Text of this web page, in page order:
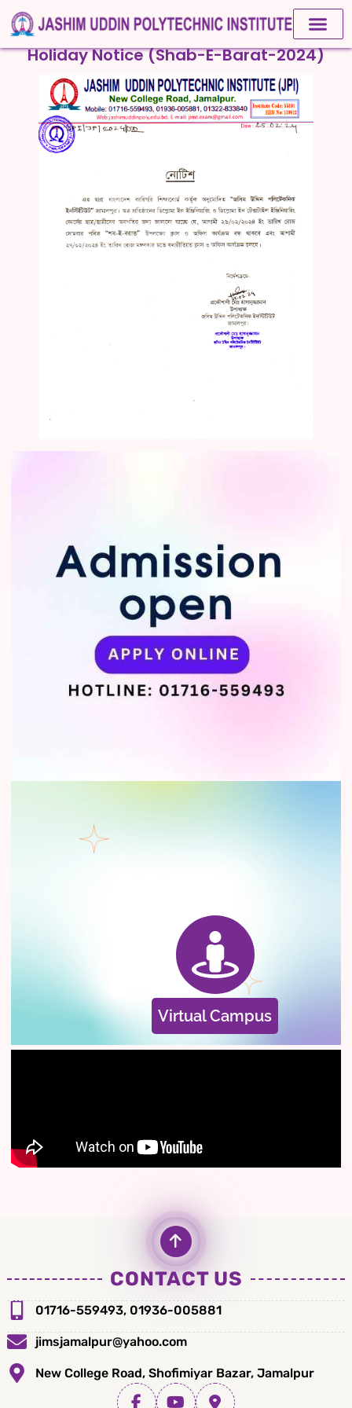
Holiday Notice (Shab-E-Barat-2024)
Virtual Campus
CONTACT US
01716-559493, 01936-005881
jimsjamalpur@yahoo.com
New College Road, Shofimiyar Bazar, Jamalpur